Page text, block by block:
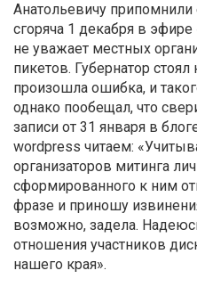
Анатольевичу припомнили
сгоряча 1 декабря в
не уважает местных
пикетов. Губернатор стоял
произошла ошибка, и
однако пообещал, что
записи от 31 января в
wordpress читаем:
организаторов митинга
сформированного к ним
фразе и приношу
возможно, задела.
отношения участников
нашего края».